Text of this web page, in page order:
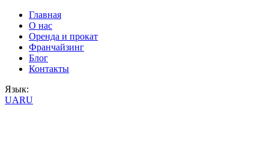
Главная
О нас
Оренда и прокат
Франчайзинг
Блог
Контакты
Язык:
UARU